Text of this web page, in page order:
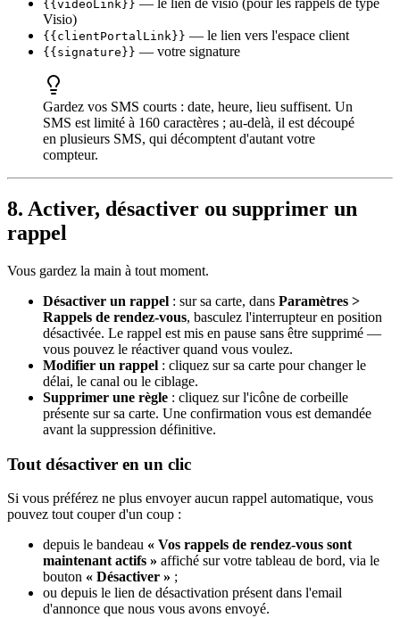
{{videoLink}} — le lien de visio (pour les rappels de type
Visio)
{{clientPortalLink}} — le lien vers l'espace client
{{signature}} — votre signature
Gardez vos SMS courts : date, heure, lieu suffisent. Un
SMS est limité à 160 caractères ; au-delà, il est découpé
en plusieurs SMS, qui décomptent d'autant votre
compteur.
8. Activer, désactiver ou supprimer un
rappel
Vous gardez la main à tout moment.
Désactiver un rappel : sur sa carte, dans Paramètres >
Rappels de rendez-vous, basculez l'interrupteur en position
désactivée. Le rappel est mis en pause sans être supprimé —
vous pouvez le réactiver quand vous voulez.
Modifier un rappel : cliquez sur sa carte pour changer le
délai, le canal ou le ciblage.
Supprimer une règle : cliquez sur l'icône de corbeille
présente sur sa carte. Une confirmation vous est demandée
avant la suppression définitive.
Tout désactiver en un clic
Si vous préférez ne plus envoyer aucun rappel automatique, vous
pouvez tout couper d'un coup :
depuis le bandeau « Vos rappels de rendez-vous sont
maintenant actifs » affiché sur votre tableau de bord, via le
bouton « Désactiver » ;
ou depuis le lien de désactivation présent dans l'email
d'annonce que nous vous avons envoyé.